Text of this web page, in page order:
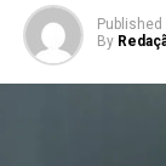
Published
By